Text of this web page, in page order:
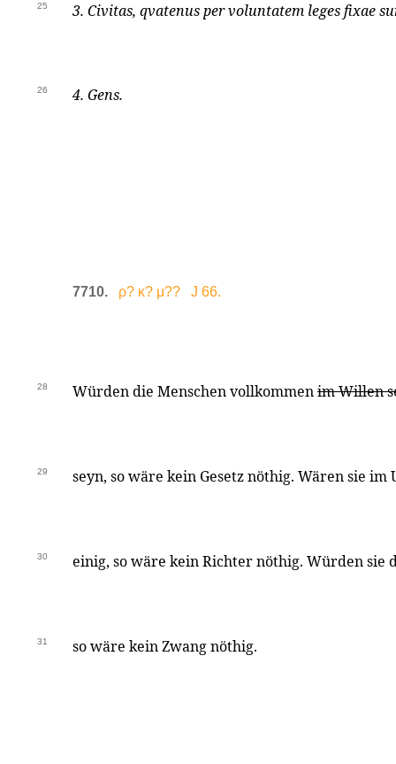
25 3. Civitas, qvatenus per voluntatem leges fixae
26 4. Gens.
7710. ρ? κ? μ?? J 66.
28 Würden die Menschen vollkommenim Willen
29 seyn, so wäre kein Gesetz nöthig. Wären sie
30 einig, so wäre kein Richter nöthig. Würden sie
31 so wäre kein Zwang nöthig.